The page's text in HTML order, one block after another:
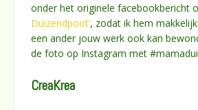
onder het originele facebookbericht
Duizendpoot’, zodat ik hem
een ander jouw werk ook kan
de foto op Instagram met
CreaKrea